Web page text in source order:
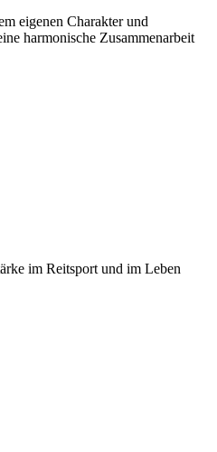
eigenen Charakter und
harmonische Zusammenarbeit